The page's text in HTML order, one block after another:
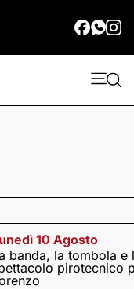
10 Agosto
banda, la tombola e
pirotecnico